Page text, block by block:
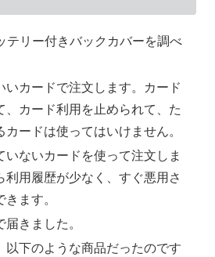
テリー付きバックカバーを調べ
いカードで注文します。カード
、カード利用を止められて、た
カードは使ってはいけません。
いないカードを使って注文しま
利用履歴が少なく、すぐ悪用さ
ます。
きました。
以下のような商品だったのです